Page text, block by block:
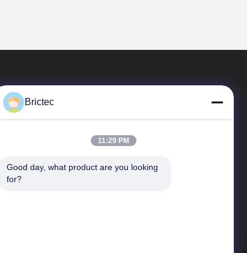
Tautan Cepat
Brictec
11:29 PM
Good day, what product are you looking
for?